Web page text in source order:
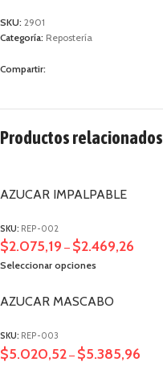
SKU: 2901
Categoría: Repostería
Compartir:
Productos relacionados
AZUCAR IMPALPABLE
SKU: REP-002
$2.075,19 – $2.469,26
Seleccionar opciones
AZUCAR MASCABO
SKU: REP-003
$5.020,52 – $5.385,96